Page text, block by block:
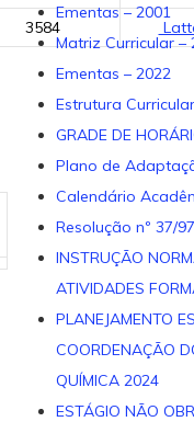
3584
Ementas – 2001
Matriz Curricular –
Ementas – 2022
Estrutura
GRADE DE
Plano de
Calendário
Resolução nº 37/
INSTRUÇÃO
ATIVIDADES
PLANEJAMENTO
COORDENAÇÃO
QUÍMICA 2024
ESTÁGIO NÃO